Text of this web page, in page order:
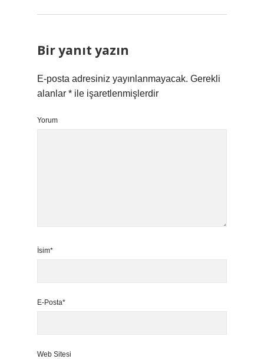
Bir yanıt yazın
E-posta adresiniz yayınlanmayacak. Gerekli
alanlar * ile işaretlenmişlerdir
Yorum
İsim*
E-Posta*
Web Sitesi